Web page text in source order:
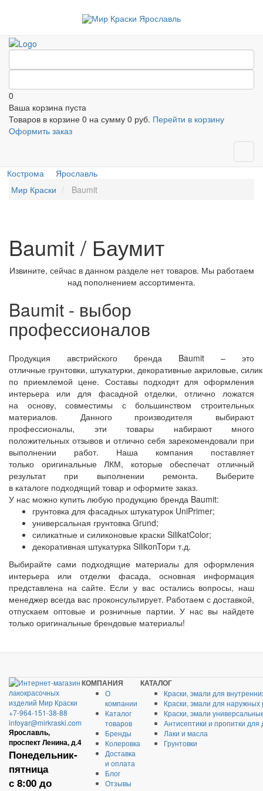
0
Ваша корзина пуста
Товаров в корзине 0 на сумму 0 руб. Перейти в корзину
Оформить заказ
Кострома
Ярославль
Мир Краски
Baumit
Baumit / Баумит
Извините, сейчас в данном разделе нет товаров. Мы работаем
над пополнением ассортимента.
Baumit - выбор
профессионалов
Продукция австрийского бренда Baumit – это
отличные грунтовки, штукатурки, декоративные акриловые,
по приемлемой цене. Составы подходят для оформления
интерьера или для фасадной отделки, отлично ложатся
на основу, совместимы с большинствомстроительных
материалов. Данного производителя выбирают
профессионалы, эти товары набирают много
положительных отзывов и отлично себя зарекомендовали при
выполнении работ. Наша компания поставляет
только оригинальныеЛКМ, которые обеспечат отличный
результат при выполнении ремонта. Выберите
в каталоге подходящий товар и оформите заказ.
У нас можно купить любую продукцию бренда Baumit:
грунтовка для фасадных штукатурок UniPrimer;
универсальная грунтовка Grund;
силикатные и силиконовые краски SilikatColor;
декоративная штукатурка SilikonTopи т.д.
Выбирайте сами подходящие материалы для оформления
интерьера или отделки фасада, основная информация
представлена на сайте. Если у вас остались вопросы, наш
менеджер всегда вас проконсультирует. Работаем с доставкой,
отпускаем оптовые и розничные партии. У нас вы найдете
только оригинальные брендовые материалы!
+7-964-151-38-88
infoyar@mirkraski.com
Ярославль,
проспект Ленина, д.4
Понедельник-
пятница
с 8:00 до
КОМПАНИЯ
О
компании
Каталог
товаров
Бренды
Колеровка
Доставка
и оплата
Блог
Отзывы
КАТАЛОГ
Краски, эмали для
Краски, эмали для наружных
Краски, эмали
Антисептики и пропитки для
Лаки и масла
Грунтовки